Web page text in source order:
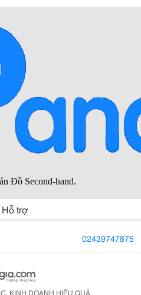
Hỗ trợ
02439747875
KINH DOANH HIỆU QUẢ